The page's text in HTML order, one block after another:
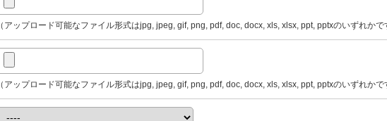
（アップロード可能なファイル形式はjpg, jpeg, gif, png, pdf, doc, docx, xls, xlsx, ppt, pptxのいずれかで
（アップロード可能なファイル形式はjpg, jpeg, gif, png, pdf, doc, docx, xls, xlsx, ppt, pptxのいずれかで